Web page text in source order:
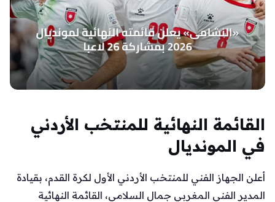
القائمة النهائية للمنتخب الأردني
في المونديال
أعلن الجهاز الفني للمنتخب الأردني الأول لكرة القدم، بقيادة
المدير الفني المغربي جمال السلامي، القائمة النهائية